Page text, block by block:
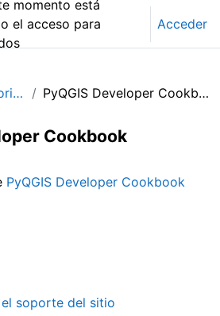
momento está
el acceso para
Acceder
Free Tutorials PyQGIS Developer Cookbook
Cookbook
PyQGIS Developer Cookbook
soporte del sitio